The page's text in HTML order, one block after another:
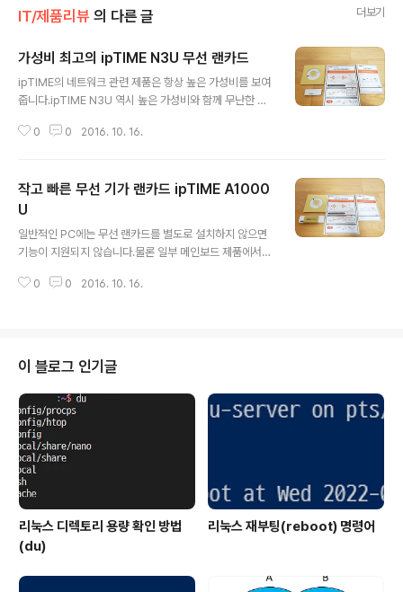
IT/제품리뷰 의 다른 글 더보기
가성비 최고의 ipTIME N3U 무선 랜카드
ipTIME의 네트워크 관련 제품은 항상 높은 가성비를 보여
줍니다.ipTIME N3U 역시 높은 가성비와 함께 무난한 성
무선 랜카드를 추가할 수 있습니다. ipTIME A1000U와
스입니다.▼ 상세 사양최대 300Mbps의 802.11n 규격
을 지원하는 무선 랜카드입니다. ▼ 박스 후면박스 후면에
서도 제품의 사양을 상세하게 확인할 수 있습니다. ▼ 박스
개봉박스를 개봉하면 작은 크기의 무선 랜카드를 확인할
수 있습니다.▼ 제품 구성다른 ipTIME의 무선 랜카드와
구성이 다르지 않습니다.USB 타입의 무선 랜카드와 설치
0 0 2016. 10. 16.
작고 빠른 무선 기가 랜카드 ipTIME A1000
U
일반적인 PC에는 무선 랜카드를 별도로 설치하지 않으면
기능이 지원되지 않습니다.물론 일부 메인보드 제품에서
에 기가비트 속도를 지원하는 무선 랜카드입니다.쉽고 편
박스심플한 제품 박스에는 802.11ac규격을 지원한다고
되어 있습니다.▼ 제품 사양무선 5GHz가 802.11ac를
지원한다고 되어 있습니다. 별도의 전원이 없이 USB에 꽂
는 것만으로 간단하게 설치가 가능합니다.▼ 박스 후면박
스 후면에 전체적인 사양이 적혀 있습니다. ▼ 박스 개봉박
스를 개봉하면 바로 무선 랜..
0 0 2016. 10. 16.
이 블로그 인기글
리눅스 디렉토리 용량 확인 방법
(du)
리눅스 재부팅(reboot) 명령어